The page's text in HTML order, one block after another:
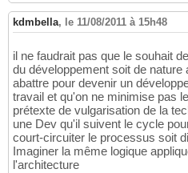
kdmbella, le 11/08/2011 à 15h48
il ne faudrait pas que le souhait
du développement soit de nature
abattre pour devenir un
travail et qu'on ne minimise pas
prétexte de vulgarisation de la
une Dev qu'il suivent le cycle
court-circuiter le processus soit
Imaginer la même logique
l'architecture